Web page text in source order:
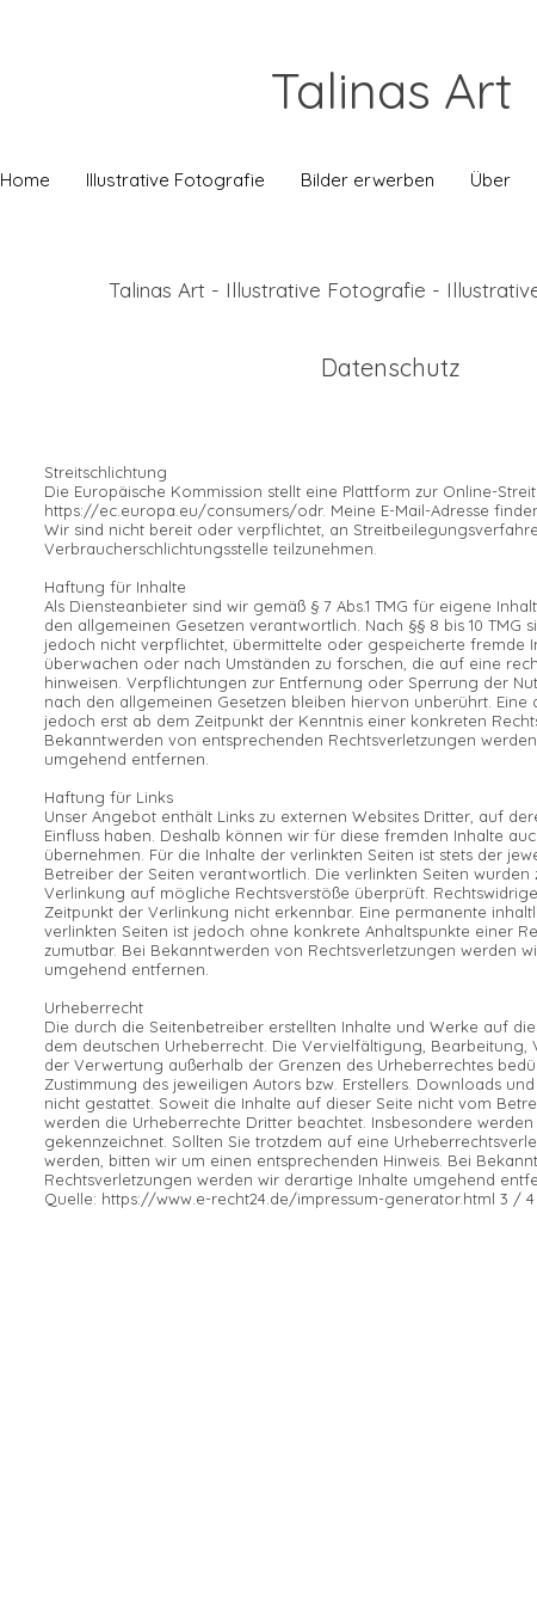
Talinas Art
Home Illustrative Fotografie Bilder erwerben Über
Talinas Art - Illustrative Fotografie -
Datenschutz
Streitschlichtung
Die Europäische Kommission stellt eine Plattform zur Online-
https://ec.europa.eu/consumers/odr. Meine E-Mail-Adresse
Wir sind nicht bereit oder verpflichtet, an
Verbraucherschlichtungsstelle teilzunehmen.
Haftung für Inhalte
Als Diensteanbieter sind wir gemäß § 7 Abs.1 TMG für eigene
den allgemeinen Gesetzen verantwortlich. Nach §§ 8 bis 10 TMG
jedoch nicht verpflichtet, übermittelte oder gespeicherte fremde
überwachen oder nach Umständen zu forschen, die auf eine
hinweisen. Verpflichtungen zur Entfernung oder Sperrung der
nach den allgemeinen Gesetzen bleiben hiervon unberührt. Eine
jedoch erst ab dem Zeitpunkt der Kenntnis einer konkreten
Bekanntwerden von entsprechenden Rechtsverletzungen
umgehend entfernen.
Haftung für Links
Unser Angebot enthält Links zu externen Websites Dritter, auf
Einfluss haben. Deshalb können wir für diese fremden Inhalte
übernehmen. Für die Inhalte der verlinkten Seiten ist stets der
Betreiber der Seiten verantwortlich. Die verlinkten Seiten wurden
Verlinkung auf mögliche Rechtsverstöße überprüft.
Zeitpunkt der Verlinkung nicht erkennbar. Eine permanente
verlinkten Seiten ist jedoch ohne konkrete Anhaltspunkte einer
zumutbar. Bei Bekanntwerden von Rechtsverletzungen werden
umgehend entfernen.
Urheberrecht
Die durch die Seitenbetreiber erstellten Inhalte und Werke auf
dem deutschen Urheberrecht. Die Vervielfältigung, Bearbeitung,
der Verwertung außerhalb der Grenzen des Urheberrechtes
Zustimmung des jeweiligen Autors bzw. Erstellers. Downloads
nicht gestattet. Soweit die Inhalte auf dieser Seite nicht vom
werden die Urheberrechte Dritter beachtet. Insbesondere
gekennzeichnet. Sollten Sie trotzdem auf eine
werden, bitten wir um einen entsprechenden Hinweis. Bei
Rechtsverletzungen werden wir derartige Inhalte umgehend
Quelle: https://www.e-recht24.de/impressum-generator.html 3 / 4